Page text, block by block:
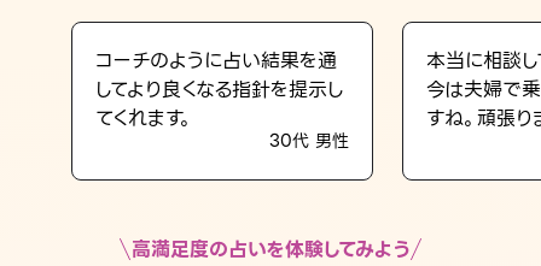
LINE占いを開く
※LINEアプリ内のサービスページへ遷移します
コーチのように占い結果を通
してより良くなる指針を提示し
てくれます。
30代 男性
本当に相談し
今は夫婦で
すね。頑張り
高満足度の占いを体験してみよう